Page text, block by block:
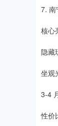
7. 南
核心
隐藏
坐观
3-4
性价